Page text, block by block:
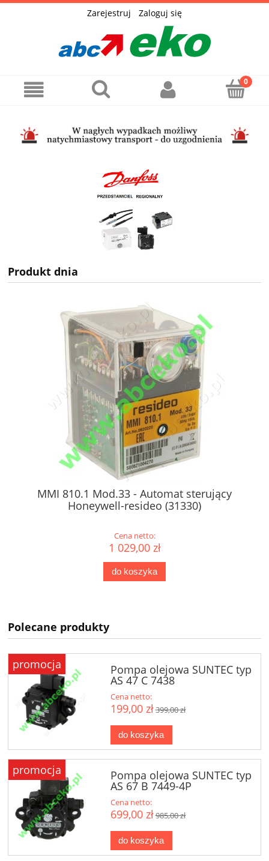
Zarejestruj Zaloguj się
Produkt dnia
MMI 810.1 Mod.33 - Automat sterujący
Honeywell-resideo (31330)
Cena netto:
1 029,00 zł
do koszyka
Polecane produkty
Pompa olejowa SUNTEC typ
AS 47 C 7438
Cena netto:
199,00 zł399,00 zł
do koszyka
promocja
Pompa olejowa SUNTEC typ
AS 67 B 7449-4P
Cena netto:
699,00 zł985,00 zł
do koszyka
promocja